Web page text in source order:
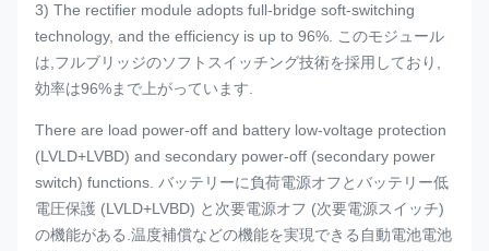
3) The rectifier module adopts full-bridge soft-switching
technology, and the efficiency is up to 96%. このモジュール
は,フルブリッジのソフトスイッチング技術を採用しており,
効率は96%まで上がっています.
There are load power-off and battery low-voltage protection
(LVLD+LVBD) and secondary power-off (secondary power
switch) functions. バッテリーに負荷電源オフとバッテリー低
電圧保護 (LVLD+LVBD) と次要電源オフ (次要電源スイッチ)
の機能がある.温度補償などの機能を実現できる自動電池電池